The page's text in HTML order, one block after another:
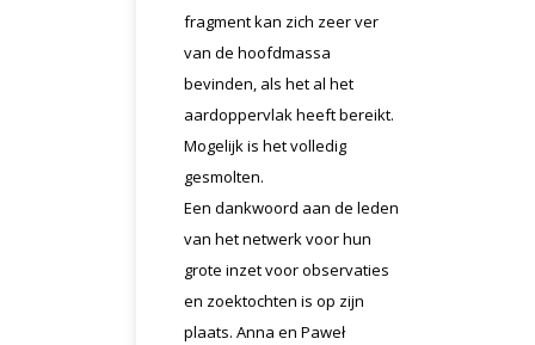
fragment kan zich zeer ver
van de hoofdmassa
bevinden, als het al het
aardoppervlak heeft bereikt.
Mogelijk is het volledig
gesmolten.
Een dankwoord aan de leden
van het netwerk voor hun
grote inzet voor observaties
en zoektochten is op zijn
plaats. Anna en Paweł